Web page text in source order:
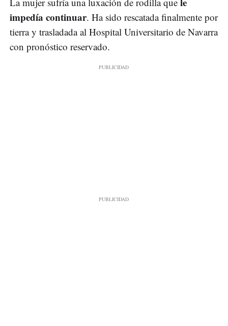
impedía continuar. Ha sido rescatada finalmente por
tierra y trasladada al Hospital Universitario de Navarra
con pronóstico reservado.